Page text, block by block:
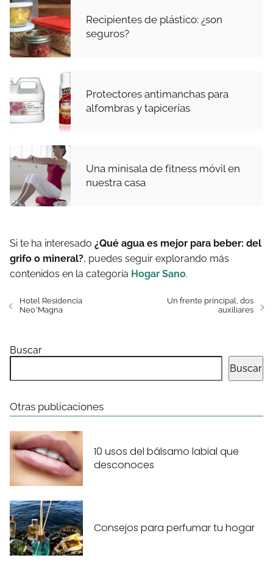
Recipientes de plástico: ¿son
seguros?
Protectores antimanchas para
alfombras y tapicerías
Una minisala de fitness móvil en
nuestra casa
Si te ha interesado ¿Qué agua es mejor para beber: del
grifo o mineral?, puedes seguir explorando más
contenidos en la categoría Hogar Sano.
Hotel Residencia
Neo*Magna
Un frente principal, dos
auxiliares
Buscar
Buscar
Otras publicaciones
10 usos del bálsamo labial que
desconoces
Consejos para perfumar tu hogar